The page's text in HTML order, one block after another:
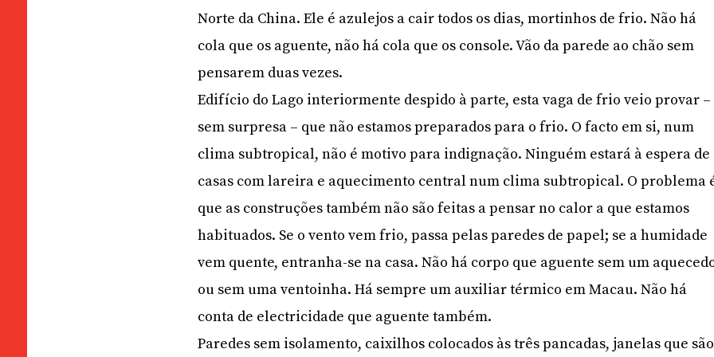
Norte da China. Ele é azulejos a cair todos os dias, mortinhos de frio. Não há
cola que os aguente, não há cola que os console. Vão da parede ao chão sem
pensarem duas vezes.
Edifício do Lago interiormente despido à parte, esta vaga de frio veio provar –
sem surpresa – que não estamos preparados para o frio. O facto em si, num
clima subtropical, não é motivo para indignação. Ninguém estará à espera de
casas com lareira e aquecimento central num clima subtropical. O problema
que as construções também não são feitas a pensar no calor a que estamos
habituados. Se o vento vem frio, passa pelas paredes de papel; se a humidade
vem quente, entranha-se na casa. Não há corpo que aguente sem um
ou sem uma ventoinha. Há sempre um auxiliar térmico em Macau. Não há
conta de electricidade que aguente também.
Paredes sem isolamento, caixilhos colocados às três pancadas, janelas que são